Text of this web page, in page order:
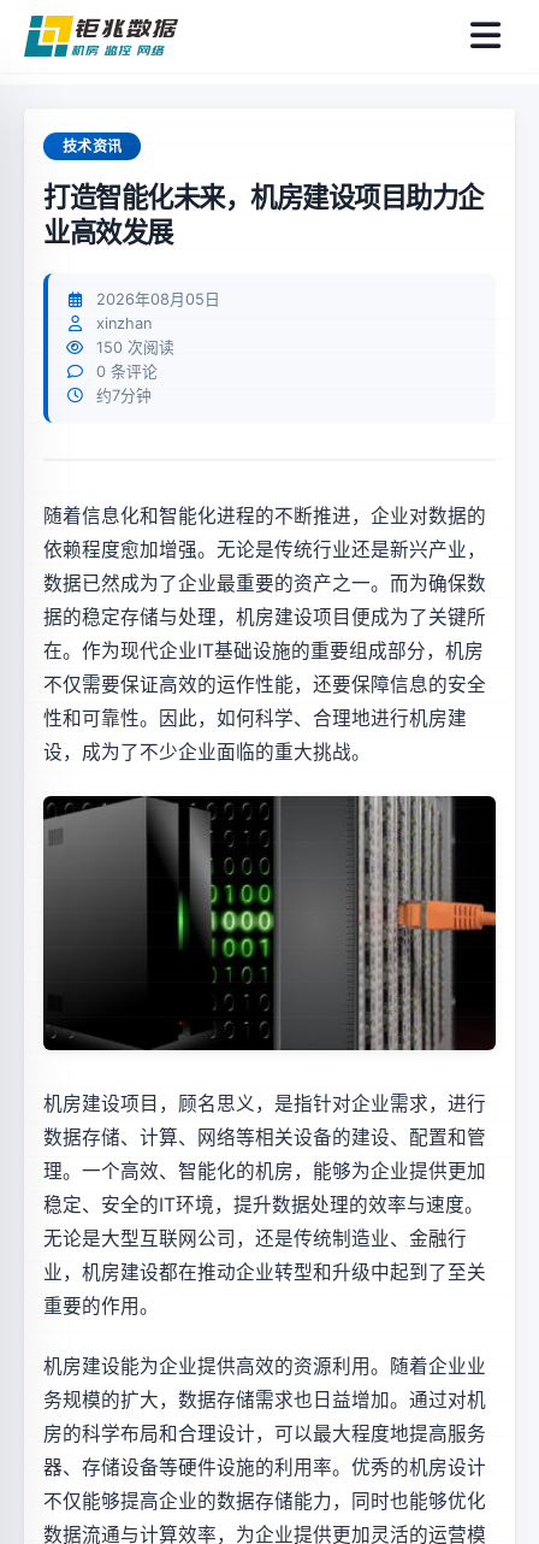
技术资讯
打造智能化未来，机房建设项目助力企
业高效发展
2026年08月05日
xinzhan
150 次阅读
0 条评论
约7分钟
随着信息化和智能化进程的不断推进，企业对数据的
依赖程度愈加增强。无论是传统行业还是新兴产业，
数据已然成为了企业最重要的资产之一。而为确保数
据的稳定存储与处理，机房建设项目便成为了关键所
在。作为现代企业IT基础设施的重要组成部分，机房
不仅需要保证高效的运作性能，还要保障信息的安全
性和可靠性。因此，如何科学、合理地进行机房建
设，成为了不少企业面临的重大挑战。
机房建设项目，顾名思义，是指针对企业需求，进行
数据存储、计算、网络等相关设备的建设、配置和管
理。一个高效、智能化的机房，能够为企业提供更加
稳定、安全的IT环境，提升数据处理的效率与速度。
无论是大型互联网公司，还是传统制造业、金融行
业，机房建设都在推动企业转型和升级中起到了至关
重要的作用。
机房建设能为企业提供高效的资源利用。随着企业业
务规模的扩大，数据存储需求也日益增加。通过对机
房的科学布局和合理设计，可以最大程度地提高服务
器、存储设备等硬件设施的利用率。优秀的机房设计
不仅能够提高企业的数据存储能力，同时也能够优化
数据流通与计算效率，为企业提供更加灵活的运营模